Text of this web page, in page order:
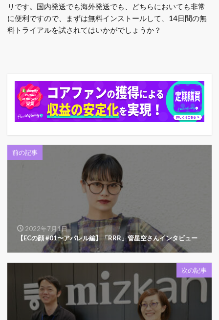
リです。国内発送でも海外発送でも、どちらにおいても非常
に便利ですので、まずは無料インストールして、14日間の無
料トライアルを試されてはいかがでしょうか？
前の記事
2022年7月1日
【ECの顔 #01〜アパレル編】「RRR」管星空さんインタビュー
次の記事